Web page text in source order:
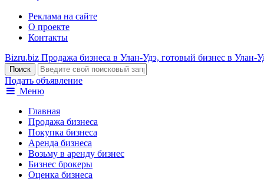
Реклама на сайте
О проекте
Контакты
Bizru.biz Продажа бизнеса в Улан-Удэ, готовый бизнес в Улан-
Подать объявление
Меню
Главная
Продажа бизнеса
Покупка бизнеса
Аренда бизнеса
Возьму в аренду бизнес
Бизнес брокеры
Оценка бизнеса